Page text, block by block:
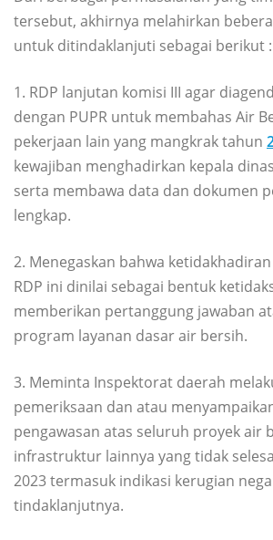
tersebut, akhirnya melahirkan
untuk ditindaklanjuti sebagai berikut :
1. RDP lanjutan komisi III agar
dengan PUPR untuk membahas Air
pekerjaan lain yang mangkrak tahun
kewajiban menghadirkan kepala dinas
serta membawa data dan dokumen
lengkap.
2. Menegaskan bahwa
RDP ini dinilai sebagai bentuk
memberikan pertanggung jawaban
program layanan dasar air bersih.
3. Meminta Inspektorat daerah
pemeriksaan dan atau
pengawasan atas seluruh proyek air
infrastruktur lainnya yang tidak
2023 termasuk indikasi kerugian
tindaklanjutnya.